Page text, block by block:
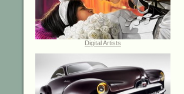
Digital Artists